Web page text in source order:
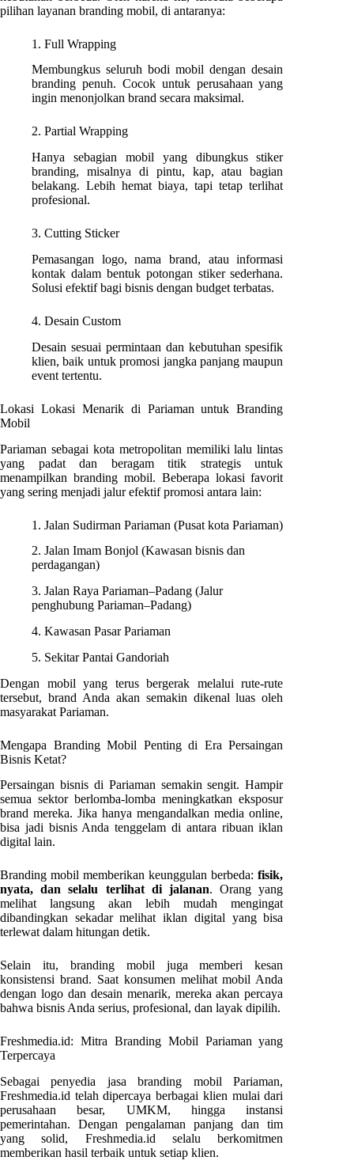
pilihan layanan branding mobil, di antaranya:
1. Full Wrapping
Membungkus seluruh bodi mobil dengan desain
branding penuh. Cocok untuk perusahaan yang
ingin menonjolkan brand secara maksimal.
2. Partial Wrapping
Hanya sebagian mobil yang dibungkus stiker
branding, misalnya di pintu, kap, atau bagian
belakang. Lebih hemat biaya, tapi tetap terlihat
profesional.
3. Cutting Sticker
Pemasangan logo, nama brand, atau informasi
kontak dalam bentuk potongan stiker sederhana.
Solusi efektif bagi bisnis dengan budget terbatas.
4. Desain Custom
Desain sesuai permintaan dan kebutuhan spesifik
klien, baik untuk promosi jangka panjang maupun
event tertentu.
Lokasi Lokasi Menarik di Pariaman untuk Branding
Mobil
Pariaman sebagai kota metropolitan memiliki lalu lintas
yang padat dan beragam titik strategis untuk
menampilkan branding mobil. Beberapa lokasi favorit
yang sering menjadi jalur efektif promosi antara lain:
1. Jalan Sudirman Pariaman (Pusat kota Pariaman)
2. Jalan Imam Bonjol (Kawasan bisnis dan
perdagangan)
3. Jalan Raya Pariaman–Padang (Jalur
penghubung Pariaman–Padang)
4. Kawasan Pasar Pariaman
5. Sekitar Pantai Gandoriah
Dengan mobil yang terus bergerak melalui rute-rute
tersebut, brand Anda akan semakin dikenal luas oleh
masyarakat Pariaman.
Mengapa Branding Mobil Penting di Era Persaingan
Bisnis Ketat?
Persaingan bisnis di Pariaman semakin sengit. Hampir
semua sektor berlomba-lomba meningkatkan eksposur
brand mereka. Jika hanya mengandalkan media online,
bisa jadi bisnis Anda tenggelam di antara ribuan iklan
digital lain.
Branding mobil memberikan keunggulan berbeda:fisik,
nyata, dan selalu terlihat di jalanan. Orang yang
melihat langsung akan lebih mudah mengingat
dibandingkan sekadar melihat iklan digital yang bisa
terlewat dalam hitungan detik.
Selain itu, branding mobil juga memberi kesan
konsistensi brand. Saat konsumen melihat mobil Anda
dengan logo dan desain menarik, mereka akan percaya
bahwa bisnis Anda serius, profesional, dan layak dipilih.
Freshmedia.id: Mitra Branding Mobil Pariaman yang
Terpercaya
Sebagai penyedia jasa branding mobil Pariaman,
Freshmedia.id telah dipercaya berbagai klien mulai dari
perusahaan besar, UMKM, hingga instansi
pemerintahan. Dengan pengalaman panjang dan tim
yang solid, Freshmedia.id selalu berkomitmen
memberikan hasil terbaik untuk setiap klien.